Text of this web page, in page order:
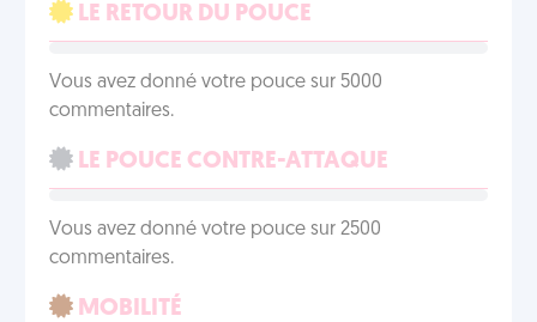
LE RETOUR DU POUCE
Vous avez donné votre pouce sur 5000
commentaires.
LE POUCE CONTRE-ATTAQUE
Vous avez donné votre pouce sur 2500
commentaires.
MOBILITÉ